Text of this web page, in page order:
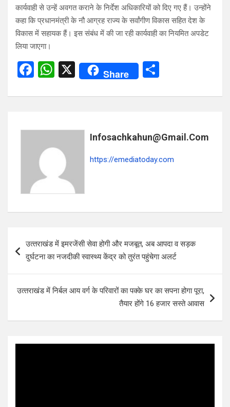
कार्यवाही से उन्हें अवगत कराने के निर्देश अधिकारियों को दिए गए हैं। उन्होंने
कहा कि प्रधानमंत्री के नौ आग्रह राज्य के सर्वांगीण विकास सहित देश के
विकास में सहायक हैं। इस संबंध में की जा रही कार्यवाही का नियमित अपडेट
लिया जाएगा।
F
ce
o
o
k
W
at
A
p
p
X Share
ar
Infosachkahun@gmail.com
https://emediatoday.com
navigation
उत्‍तराखंड में इमरजेंसी सेवा होगी और मजबूत, अब आपदा व सड़क
दुर्घटना का नजदीकी स्वास्थ्य केंद्र को तुरंत पहुंचेगा अलर्ट
उत्‍तराखंड में निर्बल आय वर्ग के परिवारों का पक्के घर का सपना होगा पूरा,
तैयार होंगे 16 हजार सस्ते आवास